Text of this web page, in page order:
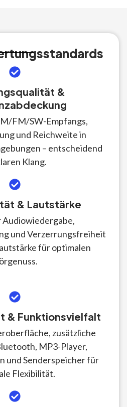
&
FM/SW-Empfangs,
und Reichweite in
– entscheidend
Klang.
& Lautstärke
Audiowiedergabe,
und Verzerrungsfreiheit
für optimalen
& Funktionsvielfalt
zusätzliche
MP3-Player,
und Senderspeicher für
Flexibilität.